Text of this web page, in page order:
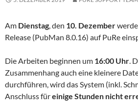
Am Dienstag, den 10. Dezember
Release (PubMan 8.0.16) auf PuRe
Die Arbeiten beginnen um 16:00 Uhr.
Zusammenhang auch eine kleinere
durchführen, wird das System (inkl.
Anschluss füreinige Stunden nicht